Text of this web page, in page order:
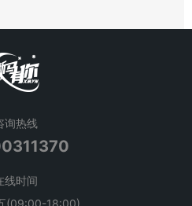
询热线
线时间
(09:00-18:00)